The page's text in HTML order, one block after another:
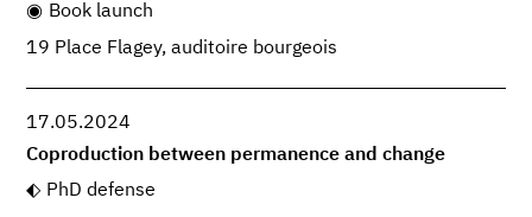
Book launch
19 Place Flagey, auditoire bourgeois
17.05.2024
Coproduction between permanence and change
PhD defense